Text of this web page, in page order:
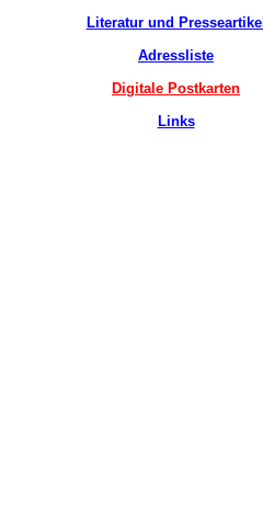
Literatur und Presseartikel
Adressliste
Digitale Postkarten
Links